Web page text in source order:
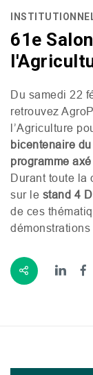
61e
Du samedi 22
retrouvez
l’Agriculture
bicentenaire
programme
Durant toute la
sur le stand 4
de ces